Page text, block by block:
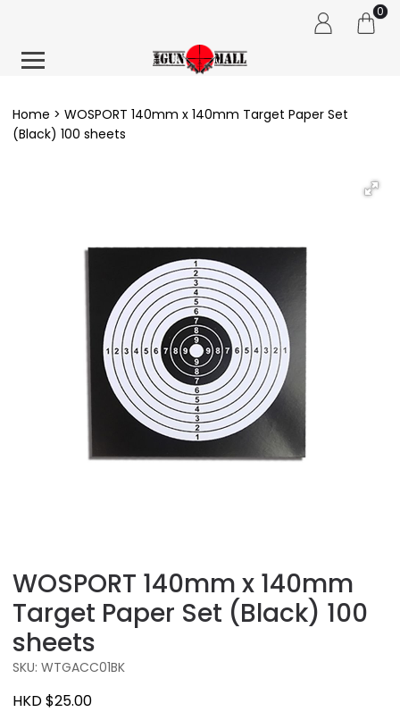
0
Home
WOSPORT 140mm x 140mm Target Paper Set
(Black) 100 sheets
WOSPORT 140mm x 140mm
Target Paper Set (Black) 100
sheets
SKU: WTGACC01BK
HKD $25.00